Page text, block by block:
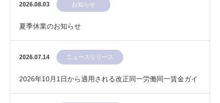
2026.08.03 お知らせ
夏季休業のお知らせ
2026.07.14 ニュースリリース
2026年10月1日から適用される改正同一労働同一賃金ガイ